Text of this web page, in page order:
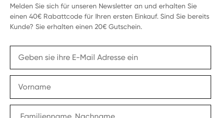
Melden Sie sich für unseren Newsletter an und erhalten Sie
einen 40€ Rabattcode für Ihren ersten Einkauf. Sind Sie bereits
Kunde? Sie erhalten einen 20€ Gutschein.